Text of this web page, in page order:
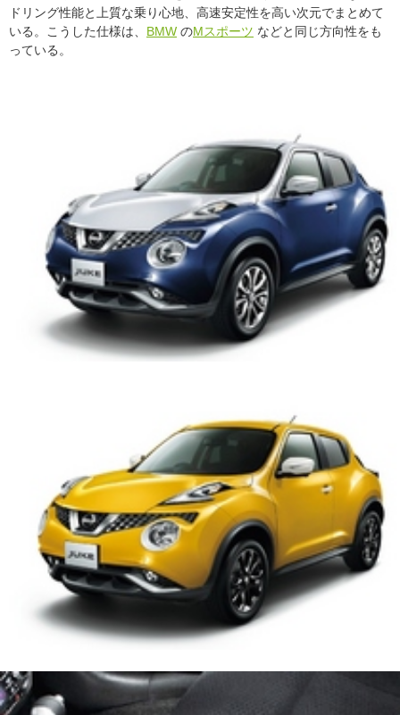
ドリング性能と上質な乗り心地、高速安定性を高い次元でまとめて
いる。こうした仕様は、 BMW のMスポーツ などと同じ方向性をも
っている。